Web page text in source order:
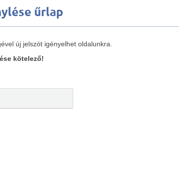
űrlap
új jelszót igényelhet oldalunkra.
kötelező!